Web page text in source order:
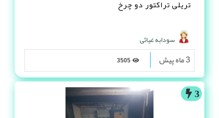
تریلی تراکتور دو چرخ
سودابه غیاثی
3 ماه پیش
3